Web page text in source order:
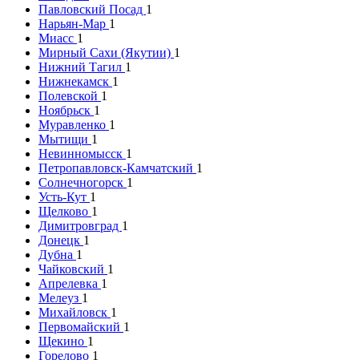
Павловский Посад 1
Нарьян-Мар 1
Миасс 1
Мирный Сахи (Якутии) 1
Нижний Тагил 1
Нижнекамск 1
Полевской 1
Ноябрьск 1
Муравленко 1
Мытищи 1
Невинномысск 1
Петропавловск-Камчатский 1
Солнечногорск 1
Усть-Кут 1
Щелково 1
Димитровград 1
Донецк 1
Дубна 1
Чайковский 1
Апрелевка 1
Мелеуз 1
Михайловск 1
Первомайский 1
Щекино 1
Горелово 1